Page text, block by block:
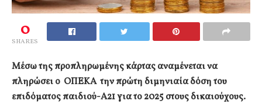
0
SHARES
Μέσω της προπληρωμένης κάρτας αναμένεται να
πληρώσει ο ΟΠΕΚΑ την πρώτη διμηνιαία δόση του
επιδόματος παιδιού-Α21 για το 2025 στους δικαιούχους.